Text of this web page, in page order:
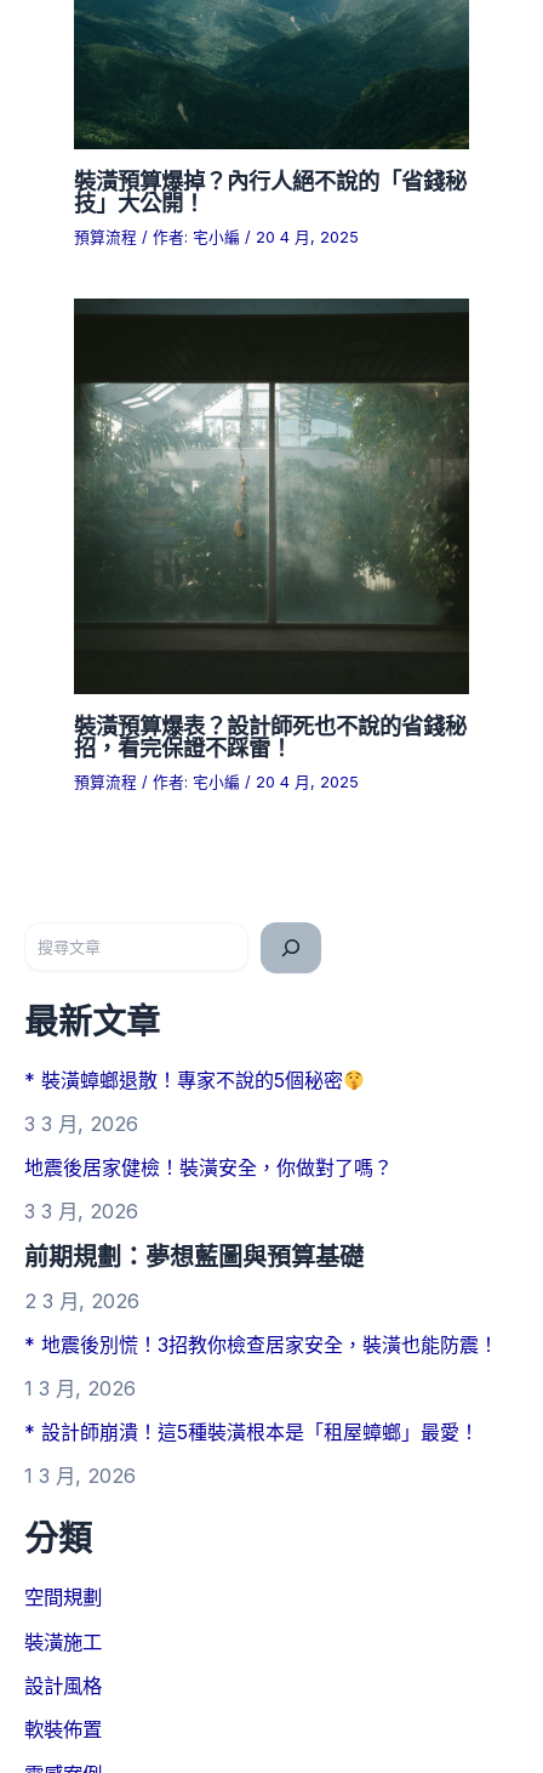
裝潢預算爆掉？內行人絕不說的「省錢秘
技」大公開！
預算流程 / 作者: 宅小編 / 20 4 月, 2025
裝潢預算爆表？設計師死也不說的省錢秘
招，看完保證不踩雷！
預算流程 / 作者: 宅小編 / 20 4 月, 2025
最新文章
* 裝潢蟑螂退散！專家不說的5個秘密
3 3 月, 2026
地震後居家健檢！裝潢安全，你做對了嗎？
3 3 月, 2026
前期規劃：夢想藍圖與預算基礎
2 3 月, 2026
* 地震後別慌！3招教你檢查居家安全，裝潢也能防震！
1 3 月, 2026
* 設計師崩潰！這5種裝潢根本是「租屋蟑螂」最愛！
1 3 月, 2026
分類
空間規劃
裝潢施工
設計風格
軟裝佈置